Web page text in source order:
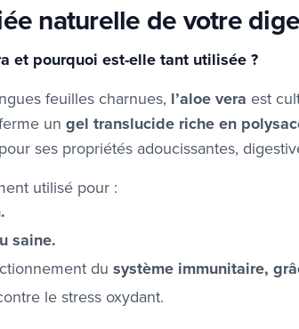
naturelle de votre
et pourquoi est-elle tant utilisée ?
feuilles charnues, l’aloe vera est
un gel translucide riche en
ses propriétés adoucissantes,
utilisé pour :
saine.
du système immunitaire,
le stress oxydant.